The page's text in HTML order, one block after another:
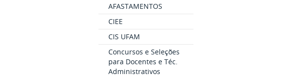
AFASTAMENTOS
CIEE
CIS UFAM
Concursos e Seleções
para Docentes e Téc.
Administrativos